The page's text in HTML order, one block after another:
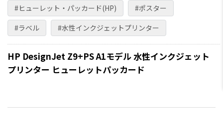
#ヒューレット・パッカード(HP)
#ポスター
#ラベル
#水性インクジェットプリンター
HP DesignJet Z9+PS A1モデル 水性インクジェット
プリンター ヒューレットパッカード